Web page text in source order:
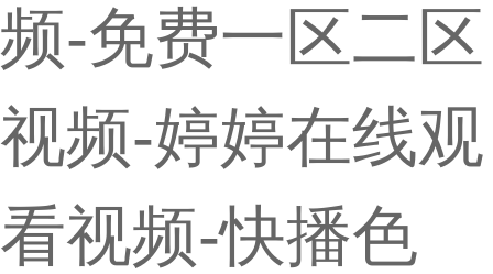
频-免费一区二区
视频-婷婷在线观
看视频-快播色